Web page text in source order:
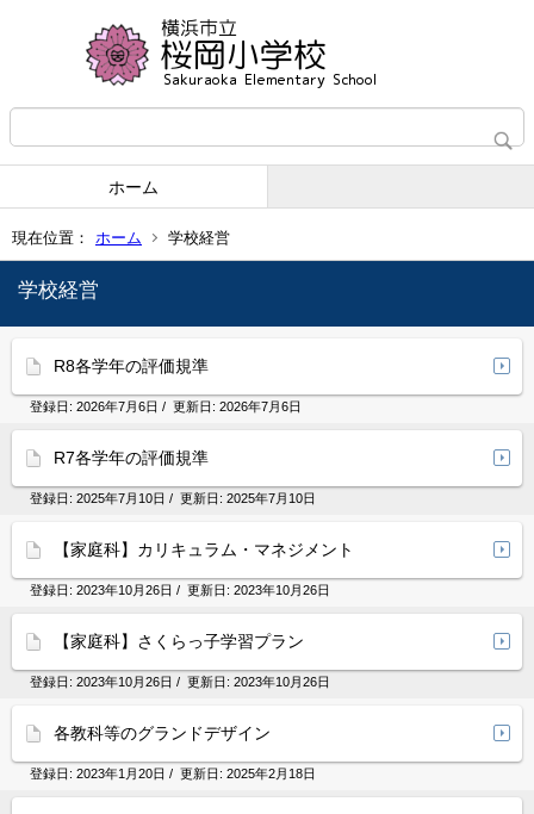
ホーム
現在位置： ホーム 学校経営
学校経営
R8各学年の評価規準
登録日: 2026年7月6日 / 更新日: 2026年7月6日
R7各学年の評価規準
登録日: 2025年7月10日 / 更新日: 2025年7月10日
【家庭科】カリキュラム・マネジメント
登録日: 2023年10月26日 / 更新日: 2023年10月26日
【家庭科】さくらっ子学習プラン
登録日: 2023年10月26日 / 更新日: 2023年10月26日
各教科等のグランドデザイン
登録日: 2023年1月20日 / 更新日: 2025年2月18日